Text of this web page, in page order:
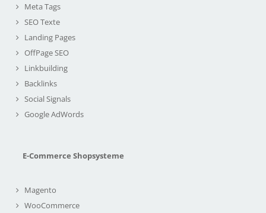
Meta Tags
SEO Texte
Landing Pages
OffPage SEO
Linkbuilding
Backlinks
Social Signals
Google AdWords
E-Commerce Shopsysteme
Magento
WooCommerce